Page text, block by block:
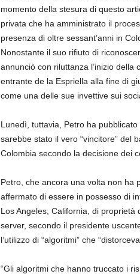
momento della stesura di questo
privata che ha amministrato il
presenza di oltre sessant’anni in
Nonostante il suo rifiuto di
annunciò con riluttanza l’inizio della
entrante de la Espriella alla fine di
come una delle sue invettive sui
Lunedì, tuttavia, Petro ha pubblicato
sarebbe stato il vero “vincitore” del
Colombia secondo la decisione dei
Petro, che ancora una volta non ha
affermato di essere in possesso di
Los Angeles, California, di proprietà
server, secondo il presidente
l’utilizzo di “algoritmi” che
“Gli algoritmi che hanno truccato i